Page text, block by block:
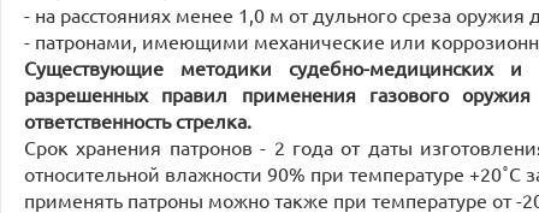
- на расстояниях менее 1,0 м от дульного среза оружия
- патронами, имеющими механические или
Существующие методики судебно-медицинских и
разрешенных правил применения газового
ответственность стрелка.
Срок хранения патронов - 2 года от даты
относительной влажности 90% при температуре
применять патроны можно также при температуре от -